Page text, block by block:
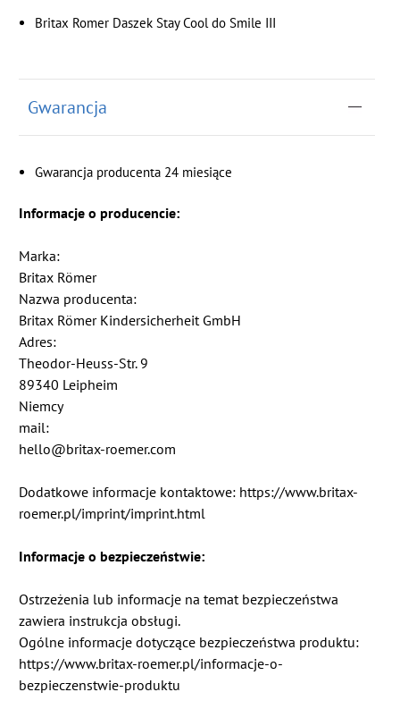
Britax Romer Daszek Stay Cool do Smile III
Gwarancja
Gwarancja producenta 24 miesiące
Informacje o producencie:
Marka:
Britax Römer
Nazwa producenta:
Britax Römer Kindersicherheit GmbH
Adres:
Theodor-Heuss-Str. 9
89340 Leipheim
Niemcy
mail:
hello@britax-roemer.com
Dodatkowe informacje kontaktowe: https://www.britax-
roemer.pl/imprint/imprint.html
Informacje o bezpieczeństwie:
Ostrzeżenia lub informacje na temat bezpieczeństwa
zawiera instrukcja obsługi.
Ogólne informacje dotyczące bezpieczeństwa produktu:
https://www.britax-roemer.pl/informacje-o-
bezpieczenstwie-produktu